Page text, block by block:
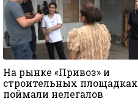
На рынке «Привоз» и
строительных площадках
поймали нелегалов